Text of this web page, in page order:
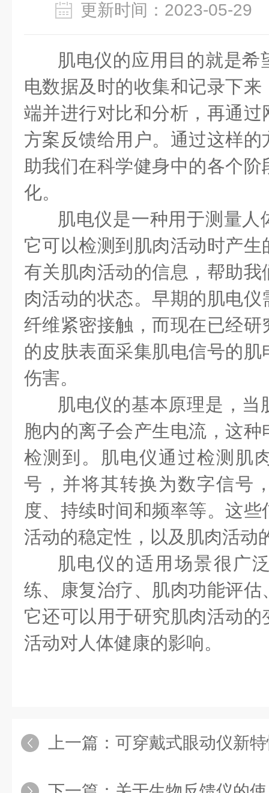
更新时间：2023-05-
肌电仪的应用目的就是希
电数据及时的收集和记录下
端并进行对比和分析，再通
方案反馈给用户。通过这样
助我们在科学健身中的各个
化。
肌电仪是一种用于测量人
它可以检测到肌肉活动时产
有关肌肉活动的信息，帮助
肉活动的状态。早期的肌电
纤维紧密接触，而现在已经
的皮肤表面采集肌电信号的
伤害。
肌电仪的基本原理是，当
胞内的离子会产生电流，这
检测到。肌电仪通过检测肌
号，并将其转换为数字信号
度、持续时间和频率等。这
活动的稳定性，以及肌肉活动
肌电仪的适用场景很广
练、康复治疗、肌肉功能评
它还可以用于研究肌肉活动
活动对人体健康的影响。
上一篇： 可穿戴式眼动仪新